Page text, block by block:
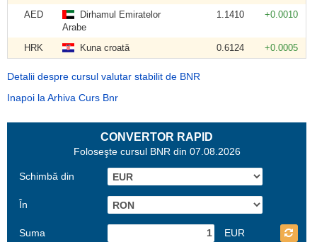
AED
Dirhamul Emiratelor
Arabe
1.1410 +0.0010
HRK Kuna croată 0.6124 +0.0005
Detalii despre cursul valutar stabilit de BNR
Inapoi la Arhiva Curs Bnr
CONVERTOR RAPID
Foloseşte cursul BNR din 07.08.2026
Schimbă din
În
Suma EUR